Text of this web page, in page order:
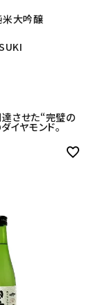
米大吟醸
させた“完璧の
イヤモンド。